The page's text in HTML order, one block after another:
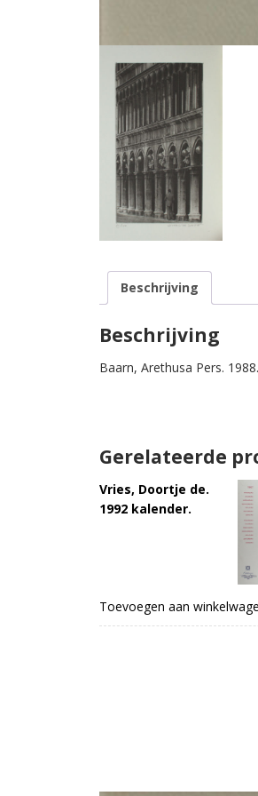
Beschrijving
Beschrijving
Baarn, Arethusa Pers.
Gerelateerde
Vries, Doortje de.
1992 kalender.
Toevoegen aan